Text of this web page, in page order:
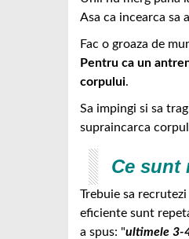
Asa ca incearca sa
Fac o groaza de
Pentru ca un
corpului.
Sa impingi si sa
supraincarca
Ce sunt
Trebuie sa
eficiente sunt
a spus: "ultimele 3-